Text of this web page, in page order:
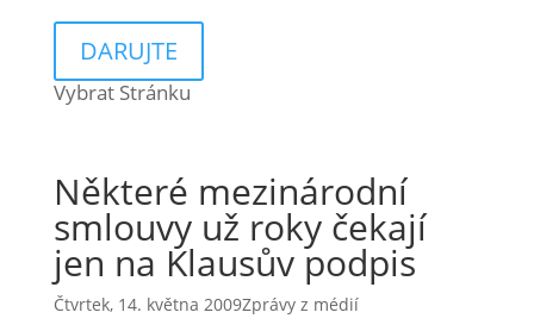
DARUJTE
Vybrat Stránku
Některé mezinárodní
smlouvy už roky čekají
jen na Klausův podpis
Čtvrtek, 14. května 2009Zprávy z médií